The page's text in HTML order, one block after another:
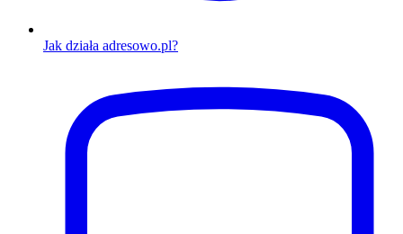
Jak działa adresowo.pl?